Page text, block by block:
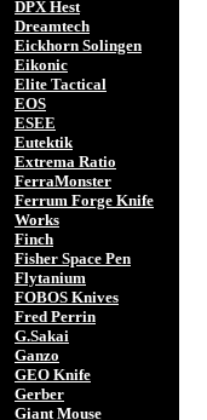
DPX Hest
Dreamtech
Eickhorn Solingen
Eikonic
Elite Tactical
EOS
ESEE
Eutektik
Extrema Ratio
FerraMonster
Ferrum Forge Knife
Works
Finch
Fisher Space Pen
Flytanium
FOBOS Knives
Fred Perrin
G.Sakai
Ganzo
GEO Knife
Gerber
Giant Mouse